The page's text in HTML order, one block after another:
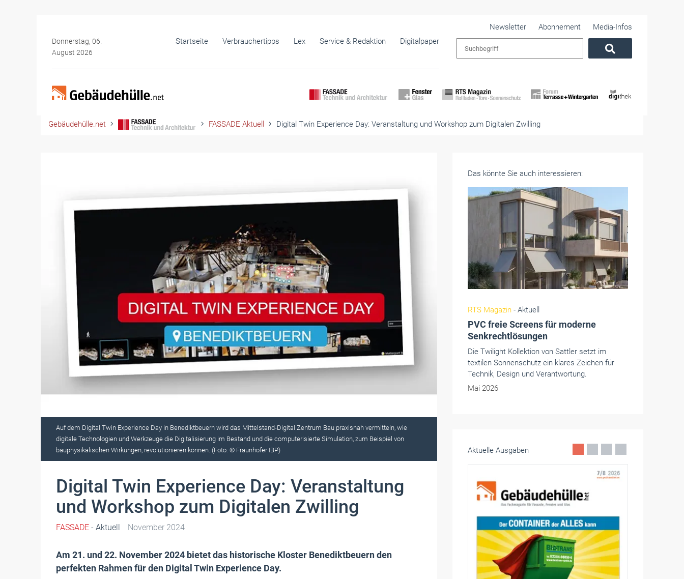
Donnerstag, 06.
August 2026
Startseite Verbrauchertipps Lex Service & Redaktion Digitalpaper
Newsletter Abonnement Media-Infos
Gebäudehülle.net FASSADE Aktuell Digital Twin Experience Day: Veranstaltung und Workshop zum Digitalen Zwilling
Auf dem Digital Twin Experience Day in Benediktbeuern wird das Mittelstand-Digital Zentrum Bau praxisnah vermitteln, wie
digitale Technologien und Werkzeuge die Digitalisierung im Bestand und die computerisierte Simulation, zum Beispiel von
bauphysikalischen Wirkungen, revolutionieren können. (Foto: © Fraunhofer IBP)
Digital Twin Experience Day: Veranstaltung
und Workshop zum Digitalen Zwilling
FASSADE - Aktuell November 2024
Am 21. und 22. November 2024 bietet das historische Kloster Benediktbeuern den
perfekten Rahmen für den Digital Twin Experience Day.
Das könnte Sie auch interessieren:
RTS Magazin- Aktuell
PVC freie Screens für moderne
Senkrechtlösungen
Die Twilight Kollektion von Sattler setzt im
textilen Sonnenschutz ein klares Zeichen für
Technik, Design und Verantwortung.
Fenster+Glas - Aktuell
R+T 2027: Trends für Neubau und
Sanierung
Renovierungsambitionen und modulares Bauen
forcieren Innovationen. Die R+T 2027,
Weltleitmesse für Rollladen, Tore und
Sonnenschutz, zeigt adaptive Lösungen für die
Aktuelle Ausgaben